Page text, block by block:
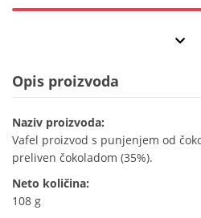
Opis proizvoda
Naziv proizvoda:
Vafel proizvod s punjenjem od
preliven čokoladom (35%).
Neto količina:
108 g